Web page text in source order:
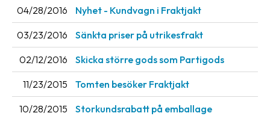
Support
About
the
company
About
04/28/2016 Nyhet - Kundvagn i Fraktjakt
03/23/2016 Sänkta priser på utrikesfrakt
02/12/2016 Skicka större gods som Partigods
11/23/2015 Tomten besöker Fraktjakt
10/28/2015 Storkundsrabatt på emballage